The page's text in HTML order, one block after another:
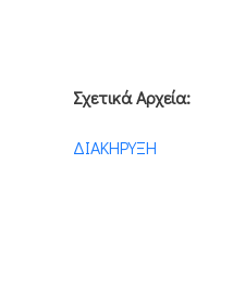
Σχετικά Αρχεία:
ΔΙΑΚΗΡΥΞΗ